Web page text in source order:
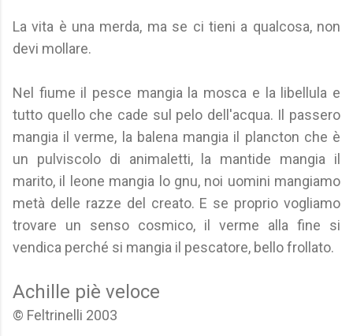
La vita è una merda, ma se ci tieni a qualcosa, non
devi mollare.
Nel fiume il pesce mangia la mosca e la libellula e
tutto quello che cade sul pelo dell'acqua. Il passero
mangia il verme, la balena mangia il plancton che è
un pulviscolo di animaletti, la mantide mangia il
marito, il leone mangia lo gnu, noi uomini mangiamo
metà delle razze del creato. E se proprio vogliamo
trovare un senso cosmico, il verme alla fine si
vendica perché si mangia il pescatore, bello frollato.
Achille piè veloce
© Feltrinelli 2003